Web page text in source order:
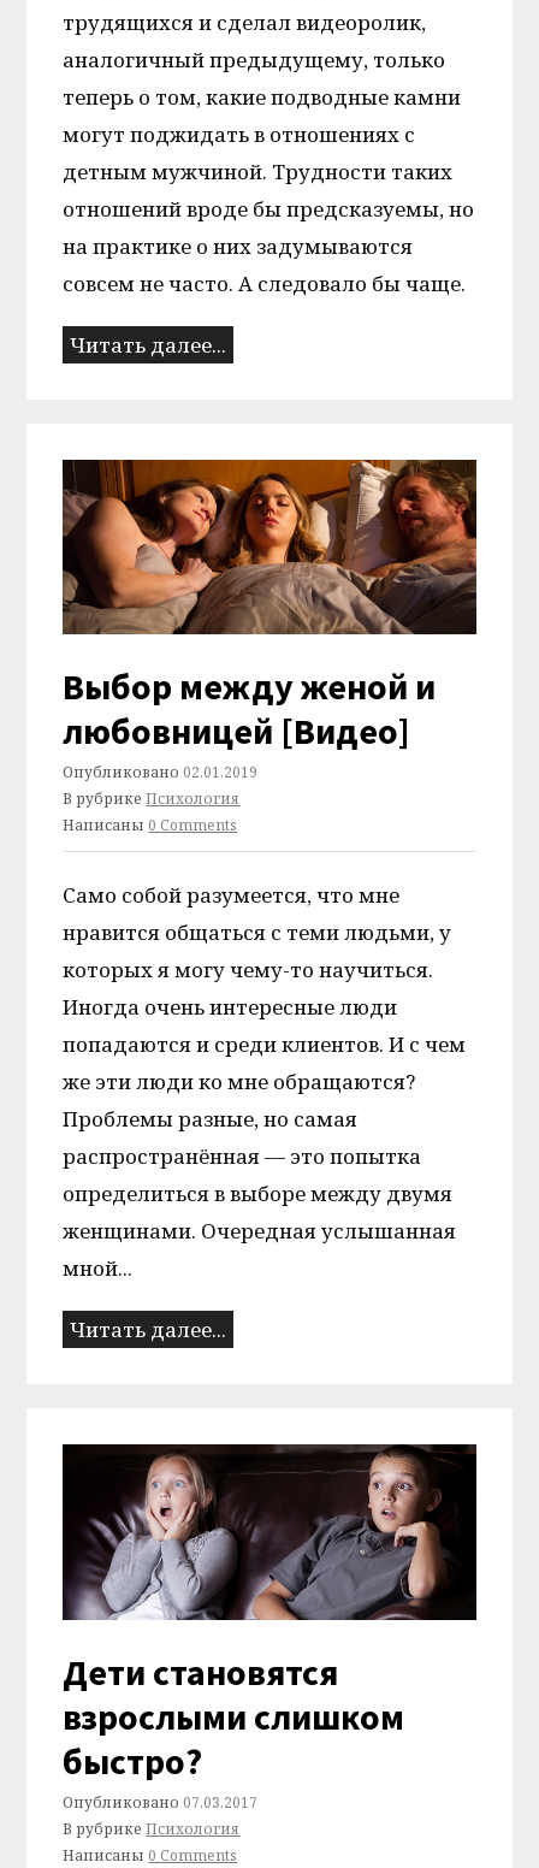
трудящихся и сделал видеоролик,
аналогичный предыдущему, только
теперь о том, какие подводные камни
могут поджидать в отношениях с
детным мужчиной. Трудности таких
отношений вроде бы предсказуемы, но
на практике о них задумываются
совсем не часто. А следовало бы чаще.
Читать далее...
Выбор между женой и
любовницей [Видео]
Опубликовано 02.01.2019
В рубрикеПсихология
Написаны 0 Comments
Само собой разумеется, что мне
нравится общаться с теми людьми, у
которых я могу чему-то научиться.
Иногда очень интересные люди
попадаются и среди клиентов. И с чем
же эти люди ко мне обращаются?
Проблемы разные, но самая
распространённая — это попытка
определиться в выборе между двумя
женщинами. Очередная услышанная
мной...
Читать далее...
Дети становятся
взрослыми слишком
быстро?
Опубликовано 07.03.2017
В рубрикеПсихология
Написаны 0 Comments